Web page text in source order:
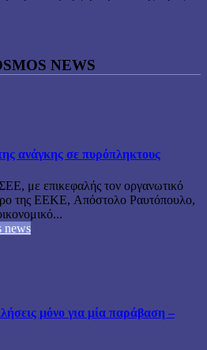
NEWS
ανάγκης σε πυρόπληκτους
με επικεφαλής τον οργανωτικό
της ΕΕΚΕ, Απόστολο Ραυτόπουλο,
news
μόνο για μία παράβαση –